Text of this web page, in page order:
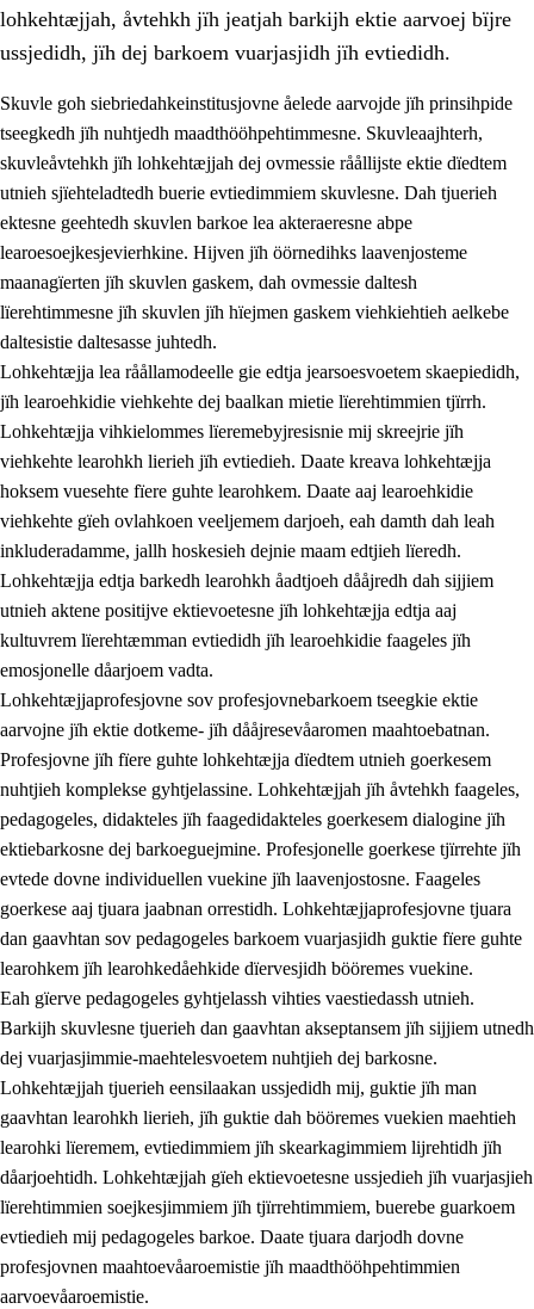
3. Prinsihph skuvlen rïektesisnie
3.1 Feerhmeles lïeremebyjrese
3.2 Ööhpehtimmie jïh sjïehtedamme lïerehtimmie
3.3 Gåetie jïh skuvle laavenjostoeh
3.4 Lïerehtimmie learoesïeltesne jïh barkoejielemisnie
3.5 Profesjonsektievoete jïh skuvleevtiedimmie
lohkehtæjjah, åvtehkh jïh jeatjah barkijh ektie aarvoej bïjre
ussjedidh, jïh dej barkoem vuarjasjidh jïh evtiedidh.
Skuvle goh siebriedahkeinstitusjovne åelede aarvojde jïh prinsihpide
tseegkedh jïh nuhtjedh maadthööhpehtimmesne. Skuvleaajhterh,
skuvleåvtehkh jïh lohkehtæjjah dej ovmessie råållijste ektie dïedtem
utnieh sjïehteladtedh buerie evtiedimmiem skuvlesne. Dah tjuerieh
ektesne geehtedh skuvlen barkoe lea akteraeresne abpe
learoesoejkesjevierhkine. Hijven jïh öörnedihks laavenjosteme
maanagïerten jïh skuvlen gaskem, dah ovmessie daltesh
lïerehtimmesne jïh skuvlen jïh hïejmen gaskem viehkiehtieh aelkebe
daltesistie daltesasse juhtedh.
Lohkehtæjja lea råållamodeelle gie edtja jearsoesvoetem skaepiedidh,
jïh learoehkidie viehkehte dej baalkan mietie lïerehtimmien tjïrrh.
Lohkehtæjja vihkielommes lïeremebyjresisnie mij skreejrie jïh
viehkehte learohkh lierieh jïh evtiedieh. Daate kreava lohkehtæjja
hoksem vuesehte fïere guhte learohkem. Daate aaj learoehkidie
viehkehte gïeh ovlahkoen veeljemem darjoeh, eah damth dah leah
inkluderadamme, jallh hoskesieh dejnie maam edtjieh lïeredh.
Lohkehtæjja edtja barkedh learohkh åadtjoeh dååjredh dah sijjiem
utnieh aktene positijve ektievoetesne jïh lohkehtæjja edtja aaj
kultuvrem lïerehtæmman evtiedidh jïh learoehkidie faageles jïh
emosjonelle dåarjoem vadta.
Lohkehtæjjaprofesjovne sov profesjovnebarkoem tseegkie ektie
aarvojne jïh ektie dotkeme- jïh dååjresevåaromen maahtoebatnan.
Profesjovne jïh fïere guhte lohkehtæjja dïedtem utnieh goerkesem
nuhtjieh komplekse gyhtjelassine. Lohkehtæjjah jïh åvtehkh faageles,
pedagogeles, didakteles jïh faagedidakteles goerkesem dialogine jïh
ektiebarkosne dej barkoeguejmine. Profesjonelle goerkese tjïrrehte jïh
evtede dovne individuellen vuekine jïh laavenjostosne. Faageles
goerkese aaj tjuara jaabnan orrestidh. Lohkehtæjjaprofesjovne tjuara
dan gaavhtan sov pedagogeles barkoem vuarjasjidh guktie fïere guhte
learohkem jïh learohkedåehkide dïervesjidh bööremes vuekine.
Eah gïerve pedagogeles gyhtjelassh vihties vaestiedassh utnieh.
Barkijh skuvlesne tjuerieh dan gaavhtan akseptansem jïh sijjiem utnedh
dej vuarjasjimmie-maehtelesvoetem nuhtjieh dej barkosne.
Lohkehtæjjah tjuerieh eensilaakan ussjedidh mij, guktie jïh man
gaavhtan learohkh lierieh, jïh guktie dah bööremes vuekien maehtieh
learohki lïeremem, evtiedimmiem jïh skearkagimmiem lijrehtidh jïh
dåarjoehtidh. Lohkehtæjjah gïeh ektievoetesne ussjedieh jïh vuarjasjieh
lïerehtimmien soejkesjimmiem jïh tjïrrehtimmiem, buerebe guarkoem
evtiedieh mij pedagogeles barkoe. Daate tjuara darjodh dovne
profesjovnen maahtoevåaroemistie jïh maadthööhpehtimmien
aarvoevåaroemistie.